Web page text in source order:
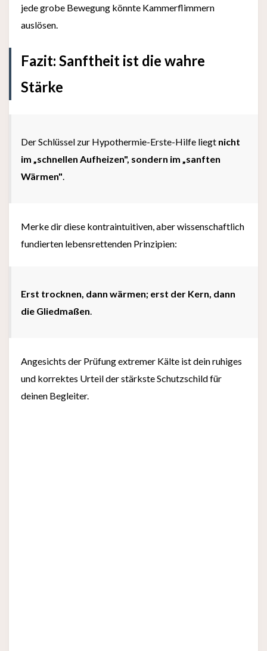
jede grobe Bewegung könnte Kammerflimmern
auslösen.
Fazit: Sanftheit ist die wahre
Stärke
Der Schlüssel zur Hypothermie-Erste-Hilfe liegt nicht
im „schnellen Aufheizen", sondern im „sanften
Wärmen".
Merke dir diese kontraintuitiven, aber wissenschaftlich
fundierten lebensrettenden Prinzipien:
Erst trocknen, dann wärmen; erst der Kern, dann
die Gliedmaßen.
Angesichts der Prüfung extremer Kälte ist dein ruhiges
und korrektes Urteil der stärkste Schutzschild für
deinen Begleiter.